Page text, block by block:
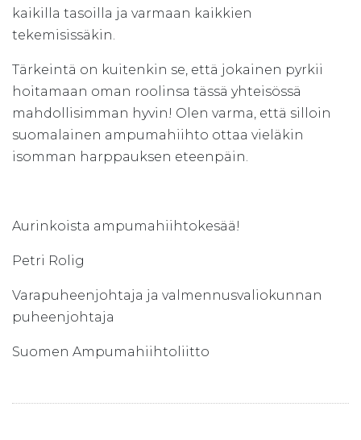
kaikilla tasoilla ja varmaan kaikkien
tekemisissäkin.
Tärkeintä on kuitenkin se, että jokainen pyrkii
hoitamaan oman roolinsa tässä yhteisössä
mahdollisimman hyvin! Olen varma, että silloin
suomalainen ampumahiihto ottaa vieläkin
isomman harppauksen eteenpäin.
Aurinkoista ampumahiihtokesää!
Petri Rolig
Varapuheenjohtaja ja valmennusvaliokunnan
puheenjohtaja
Suomen Ampumahiihtoliitto